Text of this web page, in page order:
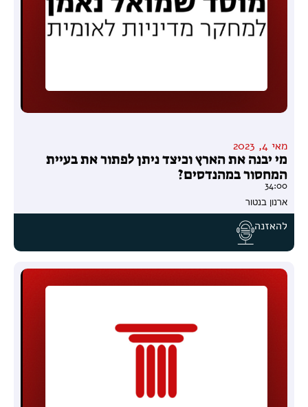
מאי 4, 2023
מי יבנה את הארץ וכיצד ניתן לפתור את בעיית
המחסור במהנדסים?
34:00
ארנון בנטור
להאזנה